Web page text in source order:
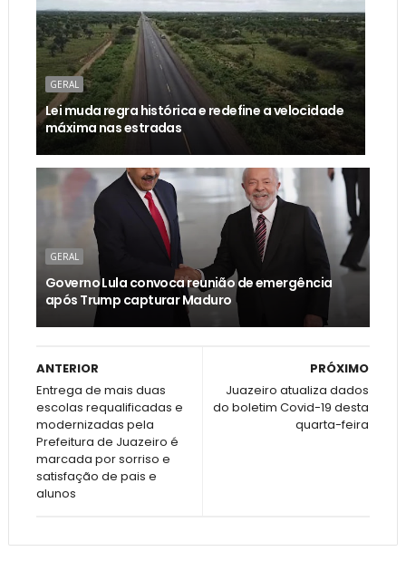
GERAL
Lei muda regra histórica e redefine a velocidade
máxima nas estradas
GERAL
Governo Lula convoca reunião de emergência
após Trump capturar Maduro
PRÓXIMO
Juazeiro atualiza dados
do boletim Covid-19 desta
quarta-feira
ANTERIOR
Entrega de mais duas
escolas requalificadas e
modernizadas pela
Prefeitura de Juazeiro é
marcada por sorriso e
satisfação de pais e
alunos